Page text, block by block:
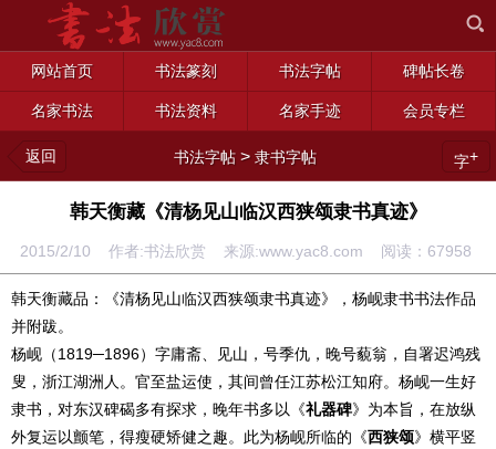
网站首页 书法篆刻 书法字帖 碑帖长卷
名家书法 书法资料 名家手迹 会员专栏
返回 书法字帖 >隶书字帖 字+
韩天衡藏《清杨见山临汉西狭颂隶书真迹》
2015/2/10 作者:书法欣赏 来源:www.yac8.com 阅读： 67958
韩天衡藏品：《清杨见山临汉西狭颂隶书真迹》，杨岘隶书书法作品
并附跋。
杨岘（1819─1896）字庸斋、见山，号季仇，晚号藐翁，自署迟鸿残
叟，浙江湖洲人。官至盐运使，其间曾任江苏松江知府。杨岘一生好
隶书，对东汉碑碣多有探求，晚年书多以《礼器碑》为本旨，在放纵
外复运以颤笔，得瘦硬矫健之趣。此为杨岘所临的《西狭颂》横平竖